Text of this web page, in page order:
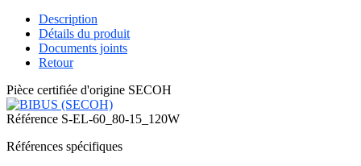
Description
Détails du produit
Documents joints
Retour
Pièce certifiée d'origine SECOH
Référence S-EL-60_80-15_120W
Références spécifiques